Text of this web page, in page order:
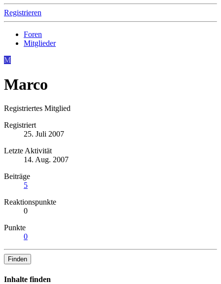
Registrieren
Foren
Mitglieder
M
Marco
Registriertes Mitglied
Registriert
25. Juli 2007
Letzte Aktivität
14. Aug. 2007
Beiträge
5
Reaktionspunkte
0
Punkte
0
Finden
Inhalte finden